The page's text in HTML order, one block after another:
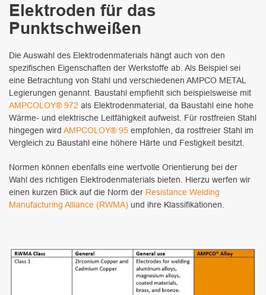
Elektroden für das
Punktschweißen
Die Auswahl des Elektrodenmaterials hängt auch von den
spezifischen Eigenschaften der Werkstoffe ab. Als Beispiel sei
eine Betrachtung von Stahl und verschiedenen AMPCO METAL
Legierungen genannt. Baustahl empfiehlt sich beispielsweise mit
AMPCOLOY® 972 als Elektrodenmaterial, da Baustahl eine hohe
Wärme- und elektrische Leitfähigkeit aufweist. Für rostfreien Stahl
hingegen wird AMPCOLOY® 95 empfohlen, da rostfreier Stahl im
Vergleich zu Baustahl eine höhere Härte und Festigkeit besitzt.
Normen können ebenfalls eine wertvolle Orientierung bei der
Wahl des richtigen Elektrodenmaterials bieten. Hierzu werfen wir
einen kurzen Blick auf die Norm der Resistance Welding
Manufacturing Alliance (RWMA) und ihre Klassifikationen.